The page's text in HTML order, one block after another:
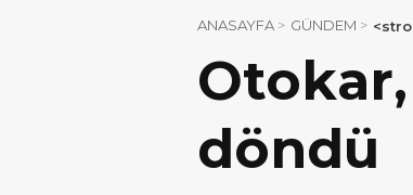
ANASAYFA GÜNDEM
döndü